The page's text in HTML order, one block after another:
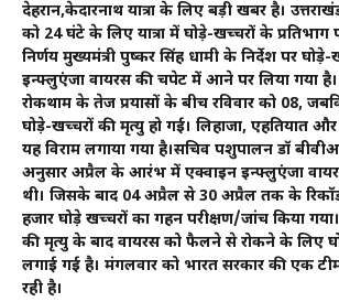
देहरादून,केदारनाथ यात्रा के लिए बड़ी खबर है।
को 24 घंटे के लिए यात्रा में घोड़े-खच्चरों के प्रतिभाग
निर्णय मुख्यमंत्री पुष्कर सिंह धामी के निर्देश पर
इन्फ्लुएंजा वायरस की चपेट में आने पर लिया गया
रोकथाम के तेज प्रयासों के बीच रविवार को 08,
घोड़े-खच्चरों की मृत्यु हो गई। लिहाजा, एहतियात
यह विराम लगाया गया है।सचिव पशुपालन डॉ
अनुसार अप्रैल के आरंभ में एक्वाइन इन्फ्लुएंजा
थी। जिसके बाद 04 अप्रैल से 30 अप्रैल तक के
हजार घोड़े खच्चरों का गहन परीक्षण/जांच किया
की मृत्यु के बाद वायरस को फैलने से रोकने के लिए
लगाई गई है। मंगलवार को भारत सरकार की एक
रही है।